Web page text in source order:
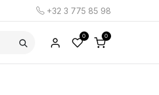
+32 3 775 85 98
0 0